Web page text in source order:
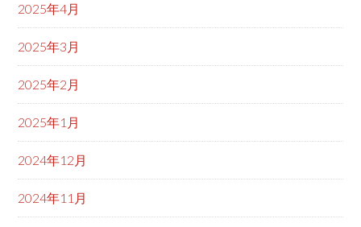
2025年4月
2025年3月
2025年2月
2025年1月
2024年12月
2024年11月